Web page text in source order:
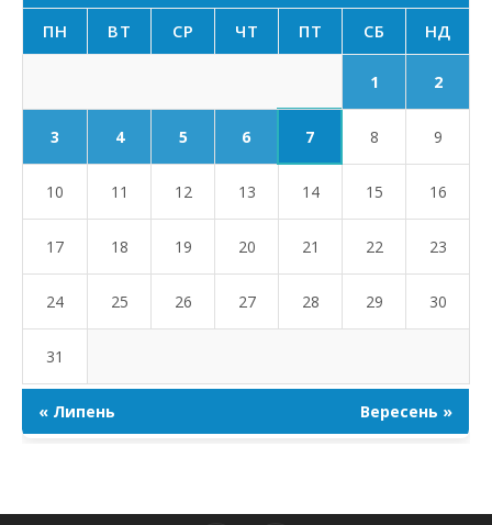
ПН ВТ СР ЧТ ПТ СБ НД
1 2
3 4 5 6 7 8 9
10 11 12 13 14 15 16
17 18 19 20 21 22 23
24 25 26 27 28 29 30
31
« Липень Вересень »